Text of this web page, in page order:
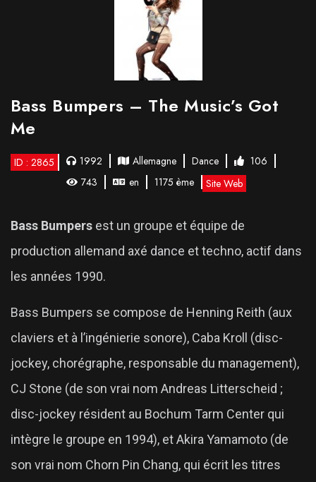
Bass Bumpers – The Music’s Got
Me
ID : 2865 1992 Allemagne Dance
106
743
en 1175 ème Site Web
Bass Bumpers est un groupe et équipe de
production allemand axé dance et techno, actif dans
les années 1990.
Bass Bumpers se compose de Henning Reith (aux
claviers et à l’ingénierie sonore), Caba Kroll (disc-
jockey, chorégraphe, responsable du management),
CJ Stone (de son vrai nom Andreas Litterscheid ;
disc-jockey résident au Bochum Tarm Center qui
intègre le groupe en 1994), et Akira Yamamoto (de
son vrai nom Chorn Pin Chang, qui écrit les titres